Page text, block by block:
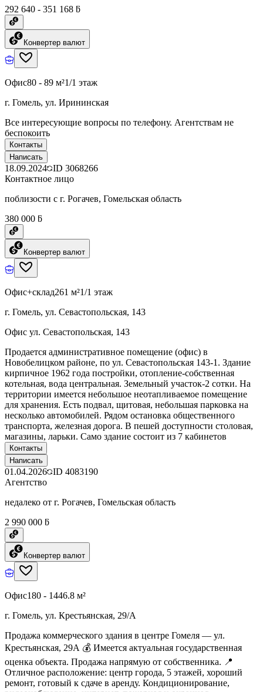
292 640 - 351 168 ƃ
Конвертер валют
Офис80 - 89 м²1/1 этаж
г. Гомель, ул. Ирининская
Все интересующие вопросы по телефону. Агентствам не
беспокоить
Контакты
Написать
18.09.2024 ID 3068266
Контактное лицо
поблизости с г. Рогачев, Гомельская область
380 000 ƃ
Конвертер валют
Офис+склад261 м²1/1 этаж
г. Гомель, ул. Севастопольская, 143
Офис ул. Севастопольская, 143
Продается административное помещение (офис) в
Новобелицком районе, по ул. Севастопольская 143-1. Здание
кирпичное 1962 года постройки, отопление-собственная
котельная, вода центральная. Земельный участок-2 сотки. На
территории имеется небольшое неотапливаемое помещение
для хранения. Есть подвал, щитовая, небольшая парковка на
несколько автомобилей. Рядом остановка общественного
транспорта, железная дорога. В пешей доступности столовая,
магазины, ларьки. Само здание состоит из 7 кабинетов
Контакты
Написать
01.04.2026 ID 4083190
Агентство
недалеко от г. Рогачев, Гомельская область
2 990 000 ƃ
Конвертер валют
Офис180 - 1446.8 м²
г. Гомель, ул. Крестьянская, 29/А
Продажа коммерческого здания в центре Гомеля — ул.
Крестьянская, 29А 💰 Имеется актуальная государственная
оценка объекта. Продажа напрямую от собственника. 📍
Отличное расположение: центр города, 5 этажей, хороший
ремонт, готовый к сдаче в аренду. Кондиционирование,